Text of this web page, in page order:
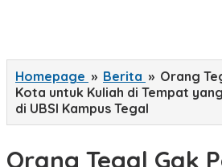
Homepage » Berita » Orang
Kota untuk Kuliah di Tempat
di UBSI Kampus Tegal
Orang Tegal Gak